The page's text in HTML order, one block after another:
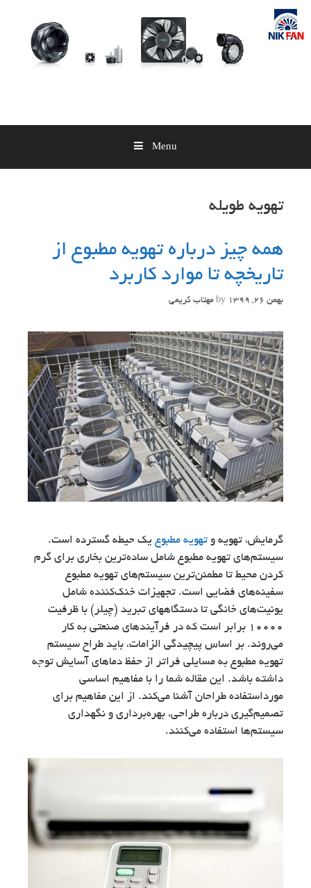
Skip
content
Menu
تهویه طویله
همه چیز درباره تهویه مطبوع از
تاریخچه تا موارد کاربرد
بهمن 26, 1399 by مهتاب کریمی
گرمایش، تهویه و تهویه مطبوع یک حیطه گسترده است.
سیستم‌های تهویه مطبوع شامل ساده‌ترین بخاری برای گرم
کردن محیط تا مطمئن‌ترین سیستم‌های تهویه مطبوع
سفینه‌های فضایی است. تجهیزات خنک‌کننده شامل
یونیت‌های خانگی تا دستگاههای تبرید (چیلر) با ظرفيت
۱۰۰۰۰ برابر است که در فرآیندهای صنعتی به کار
می‌روند. بر اساس پیچیدگی الزامات، باید طراح سیستم
تهویه مطبوع به مسایلی فراتر از حفظ دماهای آسایش توجه
داشته باشد. این مقاله شما را با مفاهیم اساسی
مورداستفاده طراحان آشنا می‌کند. از این مفاهیم برای
تصمیم‌گیری درباره طراحی، بهره‌برداری و نگهداری
سیستم‌ها استفاده می‌کنند.